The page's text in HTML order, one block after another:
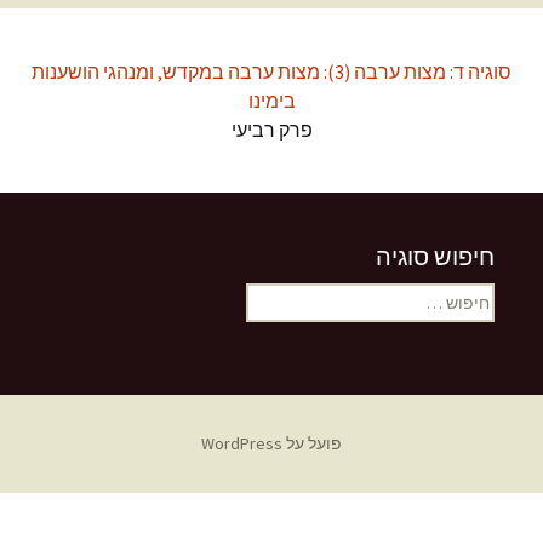
סוגיה ד: מצות ערבה (3): מצות ערבה במקדש, ומנהגי הושענות
בימינו
פרק רביעי
חיפוש סוגיה
חיפוש:
פועל על WordPress